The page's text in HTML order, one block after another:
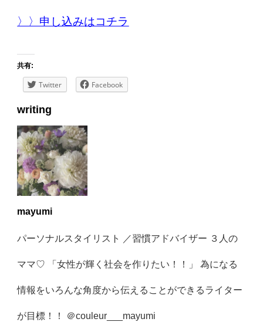
〉〉申し込みはコチラ
共有:
Twitter Facebook
writing
mayumi
パーソナルスタイリスト ／習慣アドバイザー ３人の
ママ♡ 「女性が輝く社会を作りたい！！」 為になる
情報をいろんな角度から伝えることができるライター
が目標！！ ＠couleur___mayumi